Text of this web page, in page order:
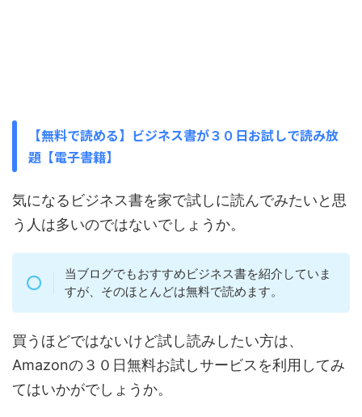
【無料で読める】ビジネス書が３０日お試しで読み放
題【電子書籍】
気になるビジネス書を家で試しに読んでみたいと思
う人は多いのではないでしょうか。
当ブログでもおすすめビジネス書を紹介していま
すが、そのほとんどは無料で読めます。
買うほどではないけど試し読みしたい方は、
Amazonの３０日無料お試しサービスを利用してみ
てはいかがでしょうか。